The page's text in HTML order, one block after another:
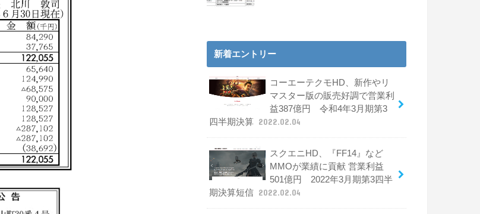
新着エントリー
コーエーテクモHD、新作やリ
マスター版の販売好調で営業利
益387億円 令和4年3月期第3
四半期決算 2022.02.04
スクエニHD、『FF14』など
MMOが業績に貢献 営業利益
501億円 2022年3月期第3四半
期決算短信 2022.02.04